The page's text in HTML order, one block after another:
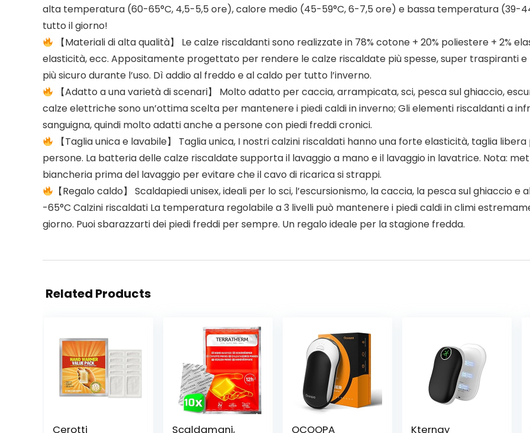
alta temperatura (60-65°C, 4,5-5,5 ore), calore medio (45-59°C, 6-7,5 ore) e bassa temperatura (39-
tutto il giorno!
【Materiali di alta qualità】 Le calze riscaldanti sono realizzate in 78% cotone + 20% poliestere + 2%
elasticità, ecc. Appositamente progettato per rendere le calze riscaldate più spesse, super traspiranti e
più sicuro durante l’uso. Dì addio al freddo e al caldo per tutto l’inverno.
【Adatto a una varietà di scenari】 Molto adatto per caccia, arrampicata, sci, pesca sul ghiaccio,
calze elettriche sono un’ottima scelta per mantenere i piedi caldi in inverno; Gli elementi riscaldanti a
sanguigna, quindi molto adatti anche a persone con piedi freddi cronici.
【Taglia unica e lavabile】 Taglia unica, I nostri calzini riscaldati hanno una forte elasticità, taglia
persone. La batteria delle calze riscaldate supporta il lavaggio a mano e il lavaggio in lavatrice. Nota:
biancheria prima del lavaggio per evitare che il cavo di ricarica si strappi.
【Regalo caldo】 Scaldapiedi unisex, ideali per lo sci, l’escursionismo, la caccia, la pesca sul ghiaccio
-65°C Calzini riscaldati La temperatura regolabile a 3 livelli può mantenere i piedi caldi in climi
giorno. Puoi sbarazzarti dei piedi freddi per sempre. Un regalo ideale per la stagione fredda.
Related Products
Cerotti Scaldamani, OCOOPA Kternay